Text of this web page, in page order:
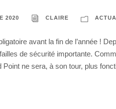
2020 CLAIRE
avant la fin de l’année !
de sécurité importante.
ne sera, à son tour, plus